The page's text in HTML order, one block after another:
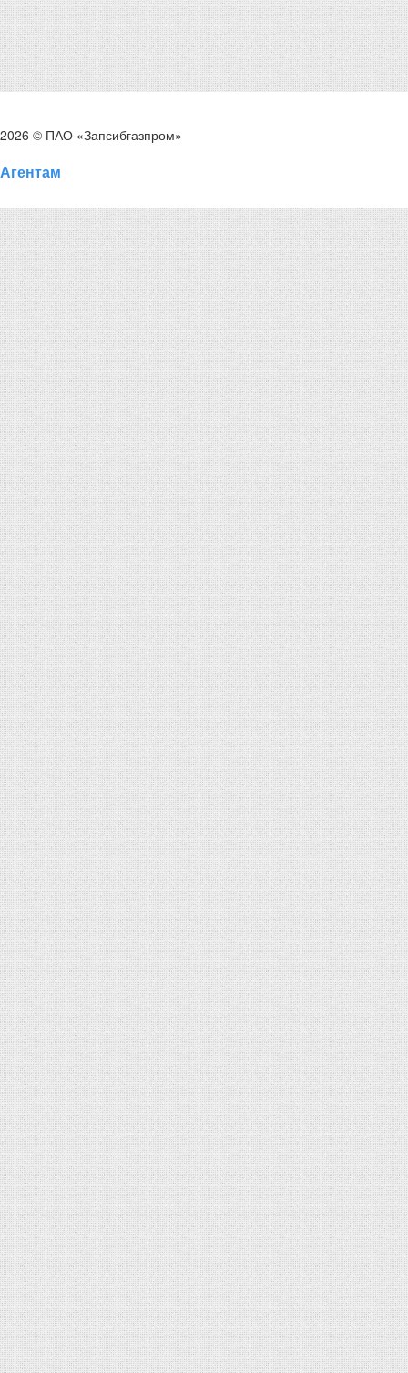
2026 © ПАО «Запсибгазпром»
Агентам